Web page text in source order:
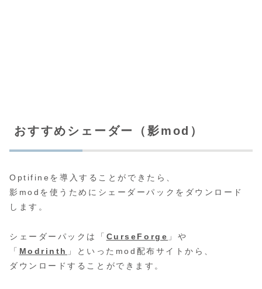
おすすめシェーダー（影mod）
Optifineを導入することができたら、
影modを使うためにシェーダーパックをダウンロード
します。
シェーダーパックは「 CurseForge 」や
「 Modrinth 」といったmod配布サイトから、
ダウンロードすることができます。